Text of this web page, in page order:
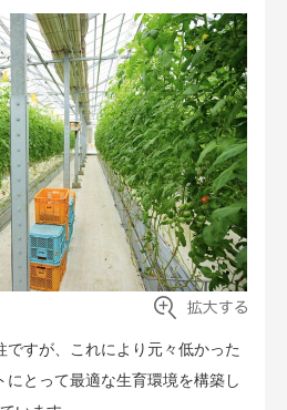
ですが、これにより元々低かった
にとって最適な生育環境を構築し